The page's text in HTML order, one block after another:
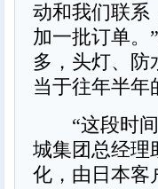
动和我们联系
加一批订单。
多，头灯、防
当于往年半年
“这段时间
城集团总经理
化，由日本客